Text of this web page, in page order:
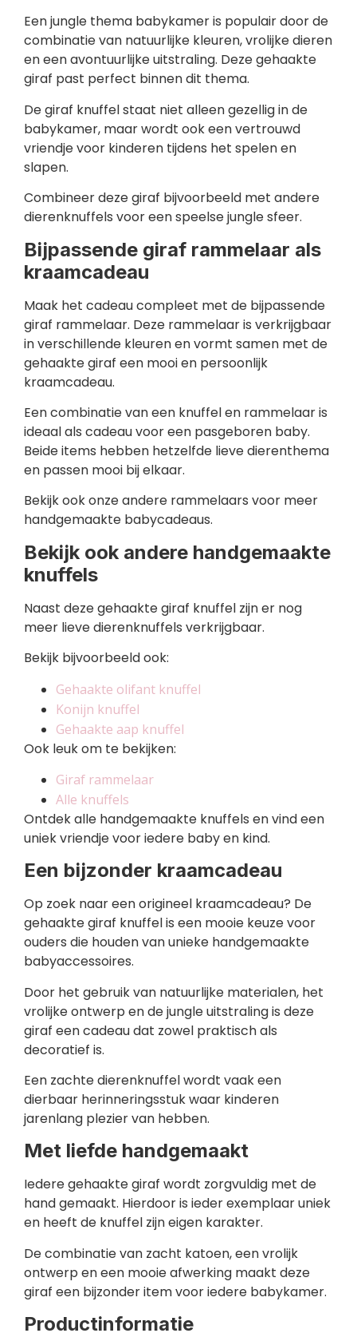
Een jungle thema babykamer is populair door de
combinatie van natuurlijke kleuren, vrolijke dieren
en een avontuurlijke uitstraling. Deze gehaakte
giraf past perfect binnen dit thema.
De giraf knuffel staat niet alleen gezellig in de
babykamer, maar wordt ook een vertrouwd
vriendje voor kinderen tijdens het spelen en
slapen.
Combineer deze giraf bijvoorbeeld met andere
dierenknuffels voor een speelse jungle sfeer.
Bijpassende giraf rammelaar als
kraamcadeau
Maak het cadeau compleet met de bijpassende
giraf rammelaar. Deze rammelaar is verkrijgbaar
in verschillende kleuren en vormt samen met de
gehaakte giraf een mooi en persoonlijk
kraamcadeau.
Een combinatie van een knuffel en rammelaar is
ideaal als cadeau voor een pasgeboren baby.
Beide items hebben hetzelfde lieve dierenthema
en passen mooi bij elkaar.
Bekijk ook onze andere rammelaars voor meer
handgemaakte babycadeaus.
Bekijk ook andere handgemaakte
knuffels
Naast deze gehaakte giraf knuffel zijn er nog
meer lieve dierenknuffels verkrijgbaar.
Bekijk bijvoorbeeld ook:
Gehaakte olifant knuffel
Konijn knuffel
Gehaakte aap knuffel
Ook leuk om te bekijken:
Giraf rammelaar
Alle knuffels
Ontdek alle handgemaakte knuffels en vind een
uniek vriendje voor iedere baby en kind.
Een bijzonder kraamcadeau
Op zoek naar een origineel kraamcadeau? De
gehaakte giraf knuffel is een mooie keuze voor
ouders die houden van unieke handgemaakte
babyaccessoires.
Door het gebruik van natuurlijke materialen, het
vrolijke ontwerp en de jungle uitstraling is deze
giraf een cadeau dat zowel praktisch als
decoratief is.
Een zachte dierenknuffel wordt vaak een
dierbaar herinneringsstuk waar kinderen
jarenlang plezier van hebben.
Met liefde handgemaakt
Iedere gehaakte giraf wordt zorgvuldig met de
hand gemaakt. Hierdoor is ieder exemplaar uniek
en heeft de knuffel zijn eigen karakter.
De combinatie van zacht katoen, een vrolijk
ontwerp en een mooie afwerking maakt deze
giraf een bijzonder item voor iedere babykamer.
Productinformatie